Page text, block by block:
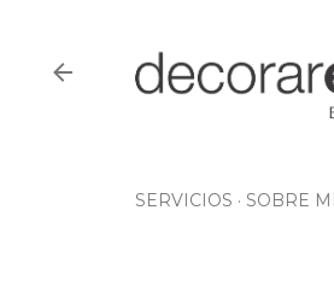
SERVICIOS SOBRE MÍ